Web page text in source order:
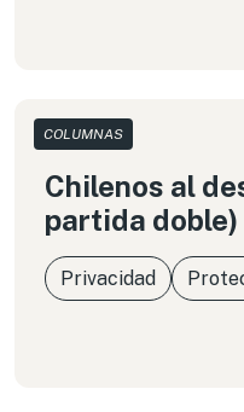
COLUMNAS
Chilenos al
partida doble)
Privacidad